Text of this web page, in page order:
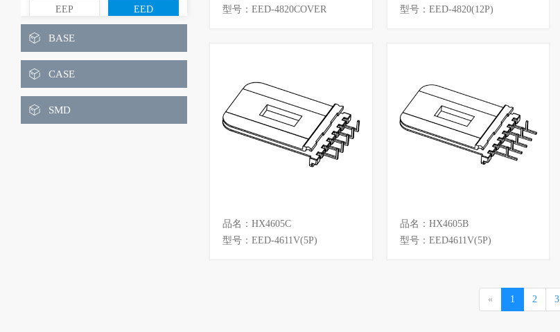
EEP EED
EI
ET
EIW
BASE
CASE
SMD
型号：EED-4820COVER
型号：EED-4820(12P)
品名：HX4605C
型号：EED-4611V(5P)
品名：HX4605B
型号：EED4611V(5P)
« 1 2 3